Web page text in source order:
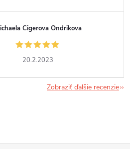
Cigerova Ondrikova
20.2.2023
Zobraziť ďalšie recenzie